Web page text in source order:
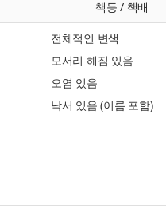
책등 / 책배
전체적인 변색
모서리 해짐 있음
오염 있음
낙서 있음 (이름 포함)